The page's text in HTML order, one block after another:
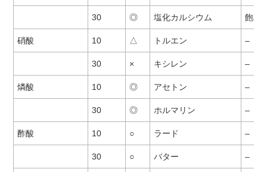
30 ◎ 塩化カルシウム 飽和
硝酸 10 △ トルエン –
30 × キシレン –
燐酸 10 ◎ アセトン –
30 ◎ ホルマリン –
酢酸 10 ○ ラード –
30 ○ バター –